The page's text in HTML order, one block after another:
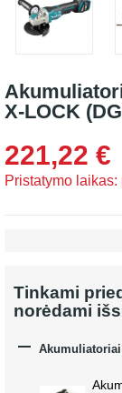
X-LOCK
221,22 €
Pristatymo laikas:
Tinkami
norėdami
 Akumuliatoriai